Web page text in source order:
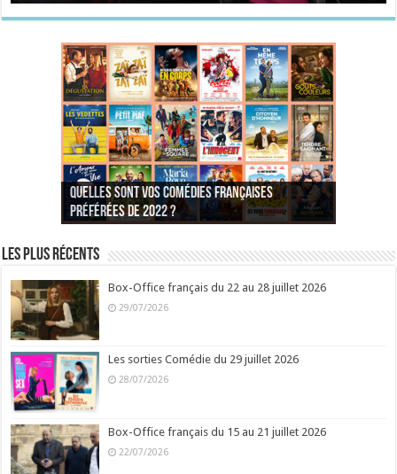
Quelles sont vos comédies françaises
préférées de 2022 ?
Quel est votre personnage préféré du Père
Noël est une ordure ?
Quelles sont vos comédies françaises
préférées de 2021 ?
Quel est votre « Gendarme » préféré ?
Quels sont vos 3 comédies de Jean-Marie Poiré
préférées ?
Quel est votre « Tati » préféré ?
Quel est votre « bronzé » préféré ?
Les plus récents
Box-Office français du 22 au 28 juillet 2026
29/07/2026
Les sorties Comédie du 29 juillet 2026
28/07/2026
Box-Office français du 15 au 21 juillet 2026
22/07/2026